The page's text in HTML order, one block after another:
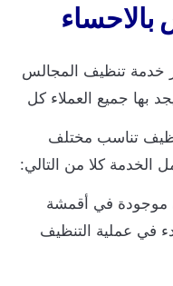
تنظيف المجالس
جميع العملاء كل
تناسب مختلف
كلا من التالي:
في أقمشة
عملية التنظيف